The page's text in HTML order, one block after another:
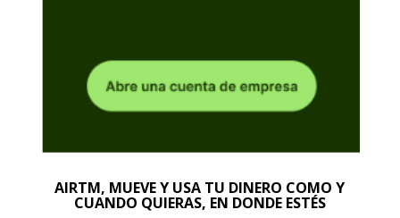
AIRTM, MUEVE Y USA TU DINERO COMO Y
CUANDO QUIERAS, EN DONDE ESTÉS